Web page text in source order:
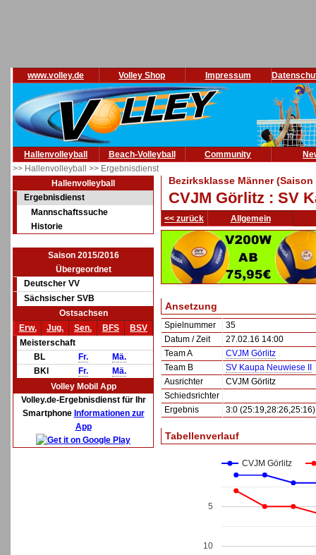
www.volley.de Volley Shop Impressum
Hallenvolleyball Beach-Volleyball Community
>> Hallenvolleyball >> Ergebnisdienst
Hallenvolleyball
Ergebnisdienst
Mannschaftssuche
Historie
Saison 2015/2016
Übergeordnet
Deutscher VV
Sächsischer SVB
Ostsachsen
Erw.
Jug. Sen. BFS
BSV
Meisterschaft
BL
Fr.
Mä.
BKl
Fr.
Mä.
Volley Mobil App
Volley.de-Ergebnisdienst für Ihr
Smartphone Informationen zur
App
Bezirksklasse Männer (Saison
CVJM Görlitz : SV
<< zurück Allgemein
Ansetzung
Spielnummer
35
Datum / Zeit
27.02.16 14:00
Team A
CVJM Görlitz
Team B
SV Kaupa Neuwiese II
Ausrichter
CVJM Görlitz
Schiedsrichter
Ergebnis
3:0 (25:19,28:26,25:16)
Tabellenverlauf
CVJM Görlitz
5
10